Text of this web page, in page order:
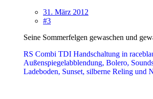
31. März 2012
#3
Seine Sommerfelgen gewaschen und
RS Combi TDI Handschaltung in
Außenspiegelabblendung, Bolero,
Ladeboden, Sunset, silberne Reling und